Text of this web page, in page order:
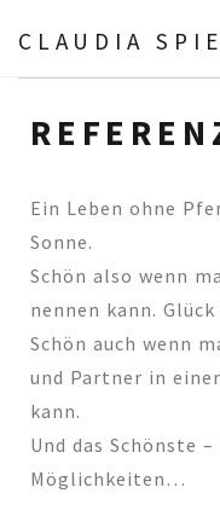
CLAUDIA
Schmuck Referenzen
Ein Leben ohne
Sonne.
Schön also wenn
nennen kann.
Schön auch wenn
und Partner in
kann.
Und das Schönste
Möglichkeiten…